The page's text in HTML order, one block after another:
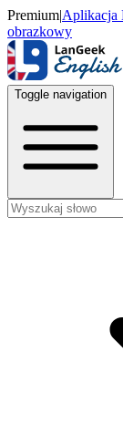
Premium|Aplikacja
obrazkowy
Toggle navigation